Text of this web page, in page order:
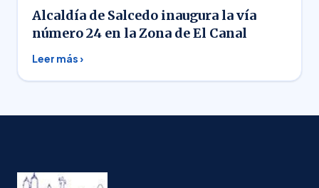
Alcaldía de Salcedo inaugura la vía
número 24 en la Zona de El Canal
Leer más ›